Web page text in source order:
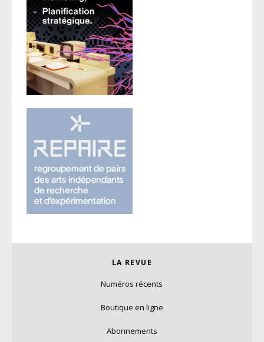
LA REVUE
Numéros récents
Boutique en ligne
Abonnements